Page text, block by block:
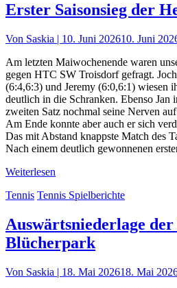
Erster Saisonsieg der
Von Saskia | 10. Juni 202610. Juni
Am letzten Maiwochenende waren
gegen HTC SW Troisdorf gefragt.
(6:4,6:3) und Jeremy (6:0,6:1) wiesen
deutlich in die Schranken. Ebenso Jan
zweiten Satz nochmal seine Nerven
Am Ende konnte aber auch er sich
Das mit Abstand knappste Match des
Nach einem deutlich gewonnenen
Weiterlesen
Tennis Tennis Spielberichte
Auswärtsniederlage
Blücherpark
Von Saskia | 18. Mai 202618. Mai